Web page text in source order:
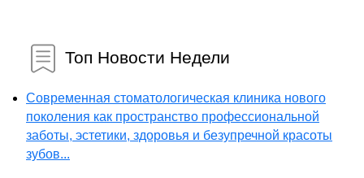
Топ Новости Недели
Современная стоматологическая клиника нового
поколения как пространство профессиональной
заботы, эстетики, здоровья и безупречной красоты
зубов...